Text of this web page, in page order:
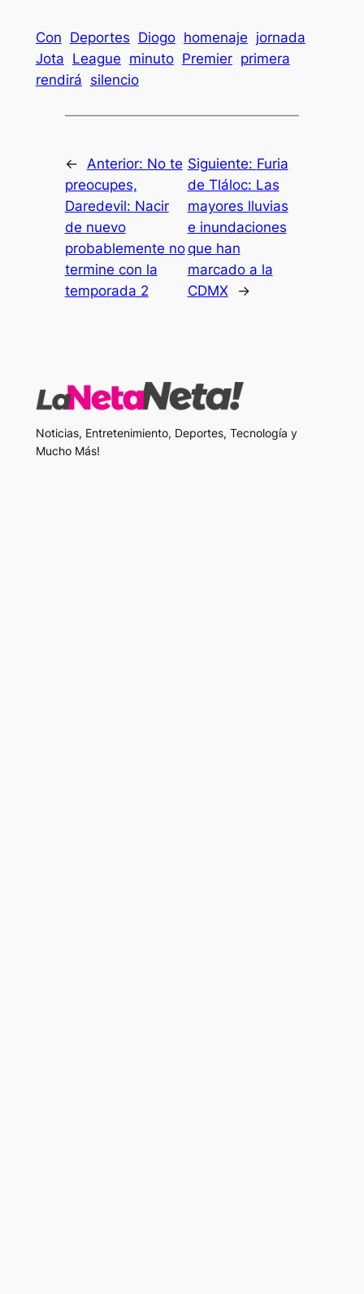
Con Deportes Diogo homenaje jornada
Jota League minuto Premier primera
rendirá silencio
← Anterior: No te
preocupes,
Daredevil: Nacir
de nuevo
probablemente no
termine con la
temporada 2
Siguiente: Furia
de Tláloc: Las
mayores lluvias
e inundaciones
que han
marcado a la
CDMX
→
Noticias, Entretenimiento, Deportes, Tecnología y
Mucho Más!